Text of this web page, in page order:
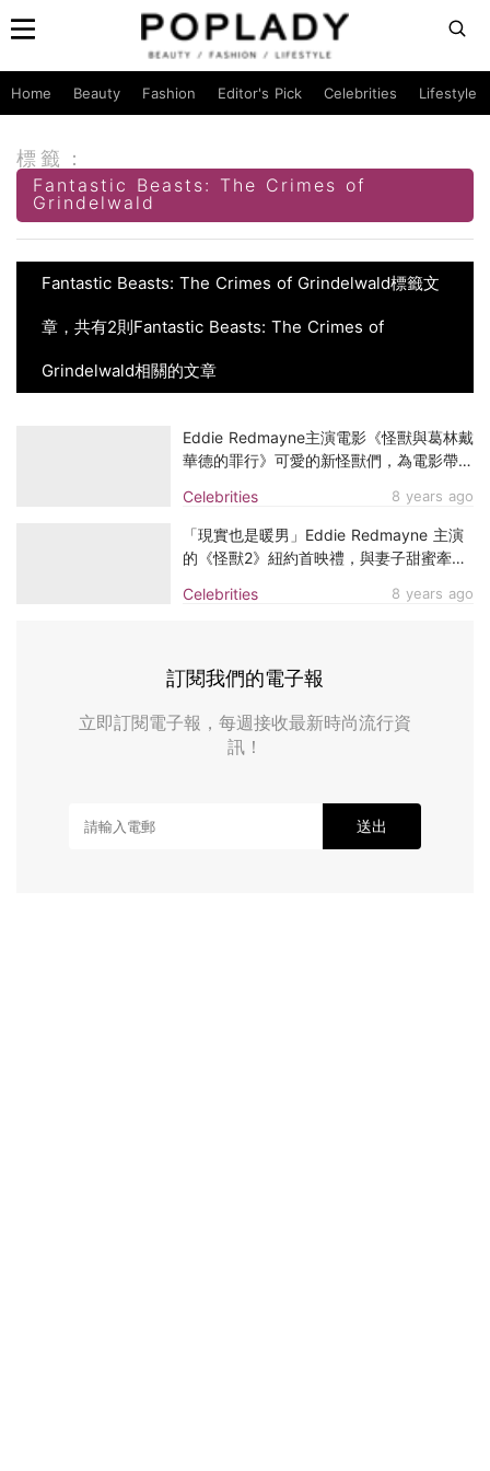
Home Beauty Fashion Editor's Pick Celebrities Lifestyle
標籤：
Fantastic Beasts: The Crimes of
Grindelwald
Fantastic Beasts: The Crimes of Grindelwald標籤文
章，共有2則Fantastic Beasts: The Crimes of
Grindelwald相關的文章
Celebrities 8 years ago
Eddie Redmayne主演電影《怪獸與葛林戴
華德的罪行》可愛的新怪獸們，為電影帶來
Celebrities 8 years ago
「現實也是暖男」Eddie Redmayne 主演
的《怪獸2》紐約首映禮，與妻子甜蜜牽手
訂閱我們的電子報
立即訂閱電子報，每週接收最新時尚流行資
訊！
送出